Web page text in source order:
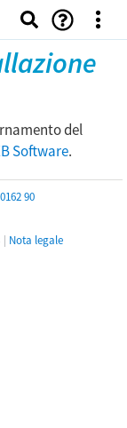
del
Software.
90
| Nota legale